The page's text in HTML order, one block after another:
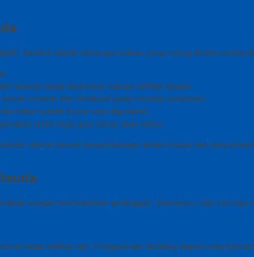
Berikut adalah beberapa bahan yang sering
karena harga ekonomis namun terlihat elegan.
kesan mewah dan eksklusif pada momen seremoni.
tidak mudah kusut saat digunakan.
untuk toga guru besar atau rektor.
utama karena keseimbangan antara harga dan
sangat memudahkan pelanggan. Biasanya, satu set baju
tetap terlihat rapi. Penggunaan ritsleting depan yang